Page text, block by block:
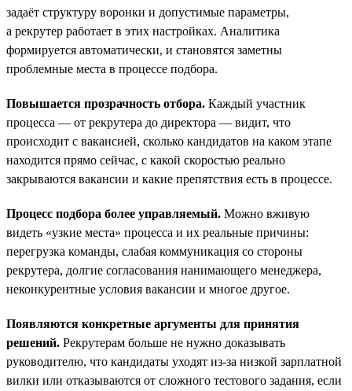
задаёт структуру воронки и допустимые параметры,
а рекрутер работает в этих настройках. Аналитика
формируется автоматически, и становятся заметны
проблемные места в процессе подбора.
Повышается прозрачность отбора. Каждый участник
процесса — от рекрутера до директора — видит, что
происходит с вакансией, сколько кандидатов на каком этапе
находится прямо сейчас, с какой скоростью реально
закрываются вакансии и какие препятствия есть в процессе.
Процесс подбора более управляемый. Можно вживую
видеть «узкие места» процесса и их реальные причины:
перегрузка команды, слабая коммуникация со стороны
рекрутера, долгие согласования нанимающего менеджера,
неконкурентные условия вакансии и многое другое.
Появляются конкретные аргументы для принятия
решений. Рекрутерам больше не нужно доказывать
руководителю, что кандидаты уходят из-за низкой зарплатной
вилки или отказываются от сложного тестового задания, если